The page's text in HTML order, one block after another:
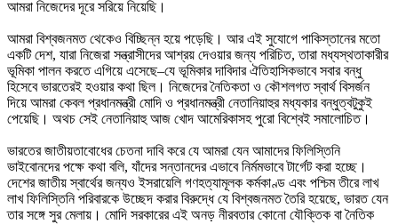
আমরা নিজেদের দূরে সরিয়ে নিয়েছি।
আমরা বিশ্বজনমত থেকেও বিচ্ছিন্ন হয়ে পড়েছি। আর এই সুযোগে পাকিস্তানের মতো
একটি দেশ, যারা নিজেরা সন্ত্রাসীদের আশ্রয় দেওয়ার জন্য পরিচিত, তারা মধ্যস্থতাকারীর
ভূমিকা পালন করতে এগিয়ে এসেছে–যে ভূমিকার দাবিদার ঐতিহাসিকভাবে সবার বন্ধু
হিসেবে ভারতেরই হওয়ার কথা ছিল। নিজেদের নৈতিকতা ও কৌশলগত স্বার্থ বিসর্জন
দিয়ে আমরা কেবল প্রধানমন্ত্রী মোদি ও প্রধানমন্ত্রী নেতানিয়াহুর মধ্যকার বন্ধুত্বটুকুই
পেয়েছি। অথচ সেই নেতানিয়াহু আজ খোদ আমেরিকাসহ পুরো বিশ্বেই সমালোচিত।
ভারতের জাতীয়তাবোধের চেতনা দাবি করে যে আমরা যেন আমাদের ফিলিস্তিনি
ভাইবোনদের পক্ষে কথা বলি, যাঁদের সন্তানদের এভাবে নির্মমভাবে টার্গেট করা হচ্ছে।
দেশের জাতীয় স্বার্থের জন্যও ইসরায়েলি গণহত্যামূলক কর্মকাণ্ড এবং পশ্চিম তীরে লাখ
লাখ ফিলিস্তিনি পরিবারকে উচ্ছেদ করার বিরুদ্ধে যে বিশ্বজনমত তৈরি হয়েছে, ভারত যেন
তার সঙ্গে সুর মেলায়। মোদি সরকারের এই অনড় নীরবতার কোনো যৌক্তিক বা নৈতিক